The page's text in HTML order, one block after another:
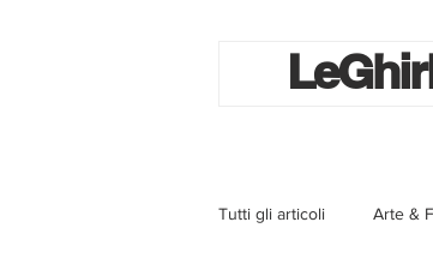
Le
Tutti gli articoli Arte &